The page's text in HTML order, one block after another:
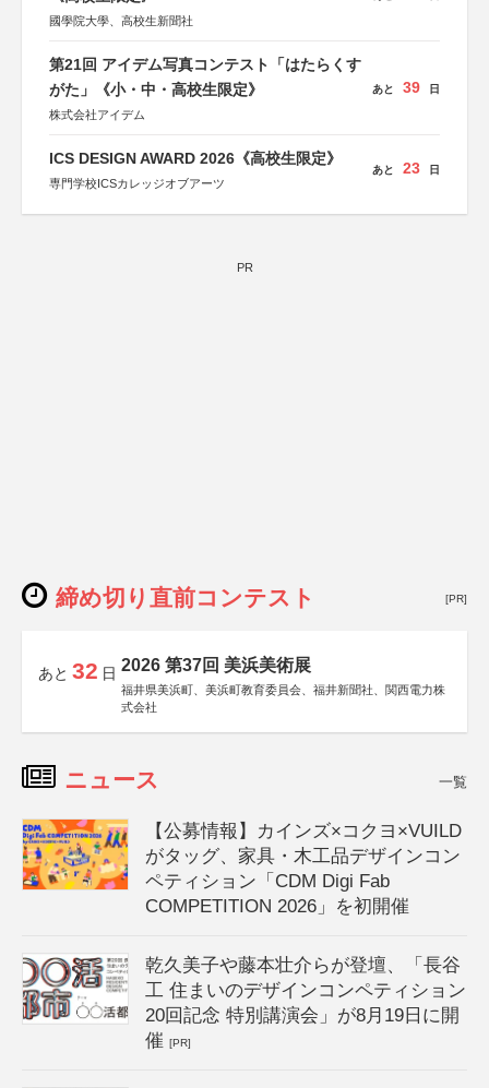
國學院大學、高校生新聞社
第21回 アイデム写真コンテスト「はたらくす
がた」《小・中・高校生限定》
株式会社アイデム
あと 39 日
ICS DESIGN AWARD 2026《高校生限定》
専門学校ICSカレッジオブアーツ
あと 23 日
PR
締め切り直前コンテスト [PR]
あと 32 日 2026 第37回 美浜美術展
福井県美浜町、美浜町教育委員会、福井新聞社、関西電力株
式会社
ニュース 一覧
【公募情報】カインズ×コクヨ×VUILD
がタッグ、家具・木工品デザインコン
ペティション「CDM Digi Fab
COMPETITION 2026」を初開催
乾久美子や藤本壮介らが登壇、「長谷
工 住まいのデザインコンペティション
20回記念 特別講演会」が8月19日に開
催[PR]